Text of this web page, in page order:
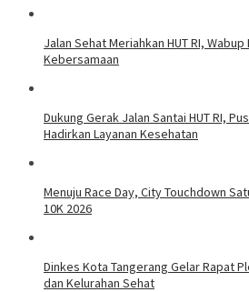
Jalan Sehat Meriahkan HUT RI,
Kebersamaan
Dukung Gerak Jalan Santai HUT RI,
Hadirkan Layanan Kesehatan
Menuju Race Day, City Touchdown
10K 2026
Dinkes Kota Tangerang Gelar Rapat
dan Kelurahan Sehat